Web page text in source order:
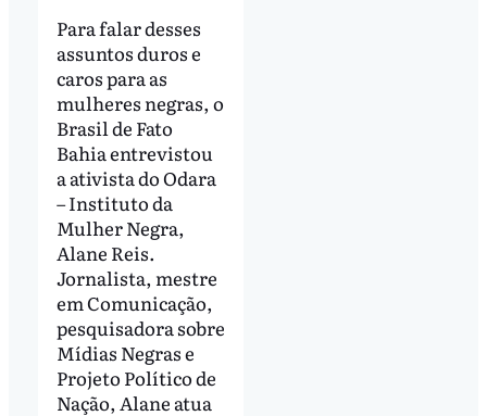
Para falar desses
assuntos duros e
caros para as
mulheres negras, o
Brasil de Fato
Bahia entrevistou
a ativista do Odara
– Instituto da
Mulher Negra,
Alane Reis.
Jornalista, mestre
em Comunicação,
pesquisadora sobre
Mídias Negras e
Projeto Político de
Nação, Alane atua